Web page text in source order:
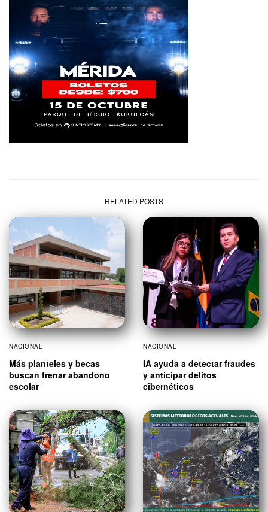
RELATED POSTS
NACIONAL
Más planteles y becas
buscan frenar abandono
escolar
NACIONAL
IA ayuda a detectar fraudes
y anticipar delitos
cibernéticos